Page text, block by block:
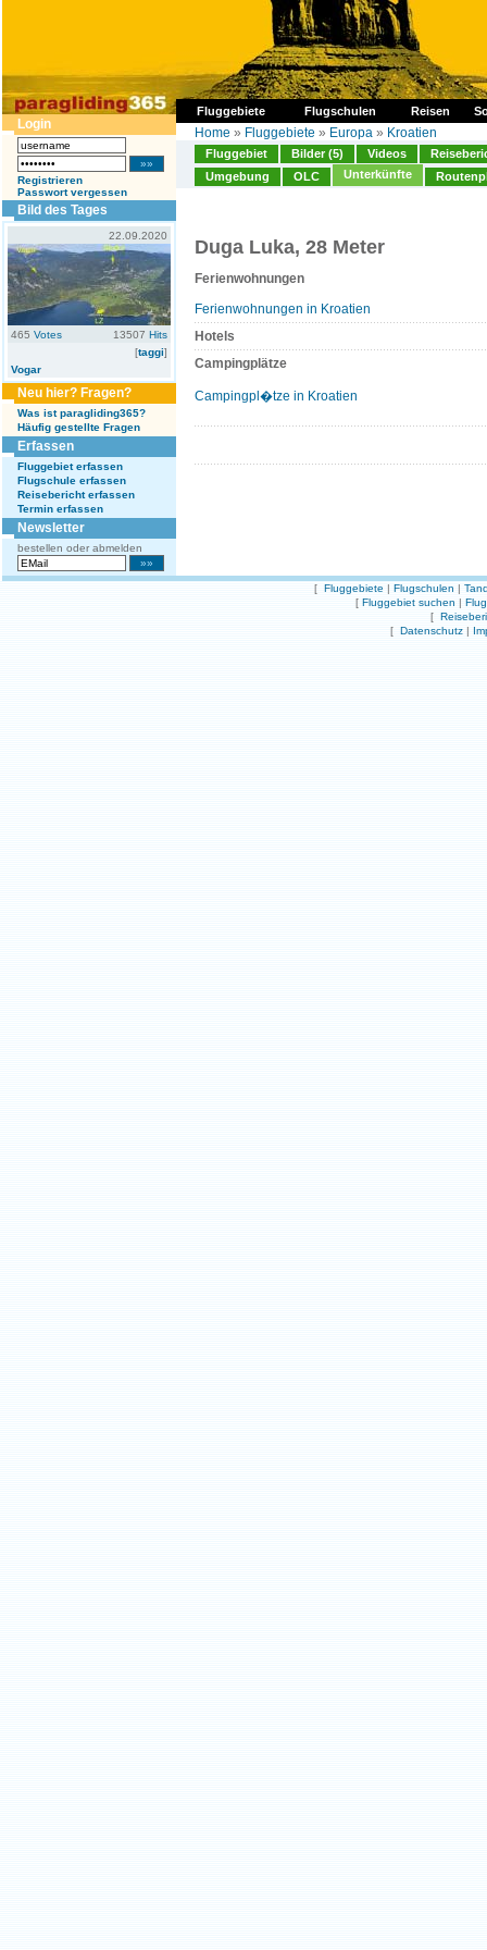
Fluggebiete Flugschulen Reisen
Login
Registrieren
Passwort vergessen
Bild des Tages
22.09.2020
465 Votes 13507 Hits
[taggi]
Vogar
Neu hier? Fragen?
Was ist paragliding365?
Häufig gestellte Fragen
Erfassen
Fluggebiet erfassen
Flugschule erfassen
Reisebericht erfassen
Termin erfassen
Newsletter
bestellen oder abmelden
Home » Fluggebiete » Europa » Kroatien
Fluggebiet Bilder (5) Videos
Umgebung
OLC Unterkünfte
Duga Luka, 28 Meter
Ferienwohnungen
Ferienwohnungen in Kroatien
Hotels
Campingplätze
Campingpl�tze in Kroatien
[ Fluggebiete | Flugschulen |
[ Fluggebiet suchen |
[
[ Datenschutz |